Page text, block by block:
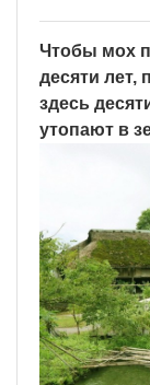
Чтобы мох
десяти лет,
здесь
утопают в